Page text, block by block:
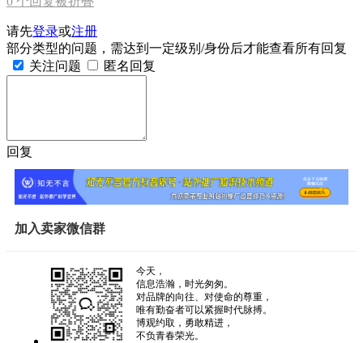
请先登录或注册
部分类型的问题，需达到一定级别/身份后才能查看所有回复
关注问题
匿名回复
回复
加入卖家微信群
今天，
信息浩瀚，时光匆匆。
对品牌的向往、对使命的尊重，
唯有勤奋者可以紧握时代脉搏。
博观约取，勇敢精进，
不负青春荣光。